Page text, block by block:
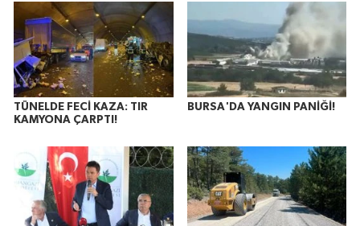
TÜNELDE FECİ KAZA: TIR
KAMYONA ÇARPTI!
BURSA'DA YANGIN PANİĞİ!